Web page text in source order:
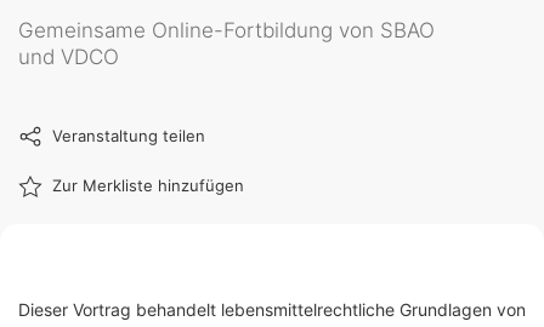
Gemeinsame Online-Fortbildung von SBAO
und VDCO
Veranstaltung teilen
Zur Merkliste hinzufügen
Dieser Vortrag behandelt lebensmittelrechtliche Grundlagen von